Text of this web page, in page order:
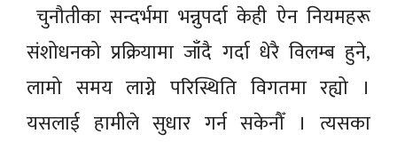
चुनौतीका सन्दर्भमा भन्नुपर्दा केही ऐन नियमहरू
संशोधनको प्रक्रियामा जाँदै गर्दा धेरै विलम्ब हुने,
लामो समय लाग्ने परिस्थिति विगतमा रह्यो ।
यसलाई हामीले सुधार गर्न सकेनौँ । त्यसका